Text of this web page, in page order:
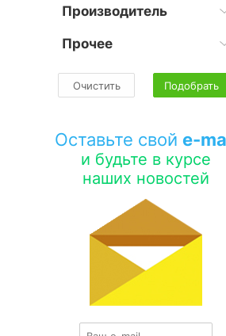
Производитель
Прочее
Очистить Подобрать
Оставьте свой e-
и будьте в курсе
наших новостей